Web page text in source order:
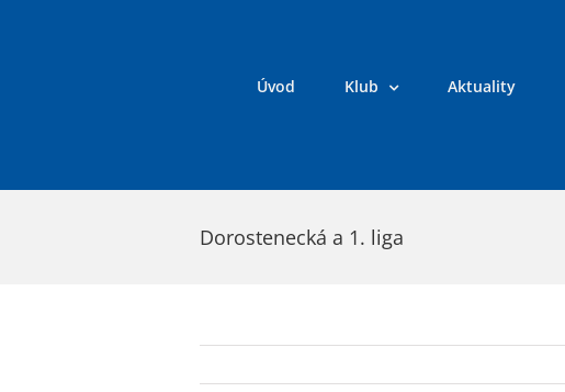
Úvod Klub Aktuality
Dorostenecká a 1. liga